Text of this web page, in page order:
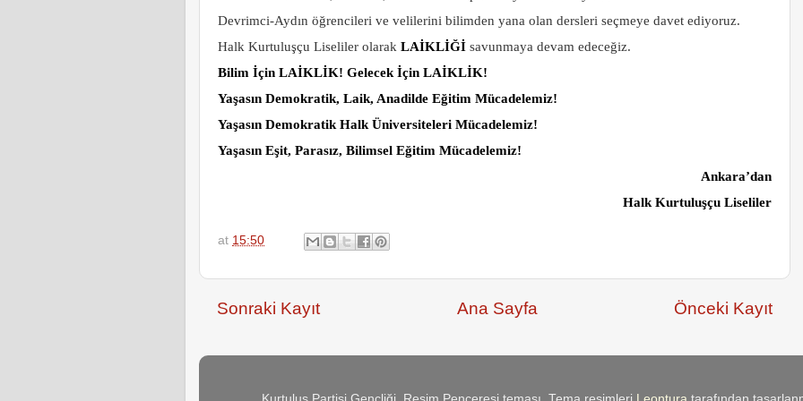
Devrimci-Aydın öğrencileri ve velilerini bilimden yana olan dersleri seçmeye davet ediyoruz.
Halk Kurtuluşçu Liseliler olarak LAİKLİĞİ savunmaya devam edeceğiz.
Bilim İçin LAİKLİK! Gelecek İçin LAİKLİK!
Yaşasın Demokratik, Laik, Anadilde Eğitim Mücadelemiz!
Yaşasın Demokratik Halk Üniversiteleri Mücadelemiz!
Yaşasın Eşit, Parasız, Bilimsel Eğitim Mücadelemiz!
Ankara’dan
Halk Kurtuluşçu Liseliler
at 15:50
Sonraki Kayıt Önceki Kayıt
Ana Sayfa